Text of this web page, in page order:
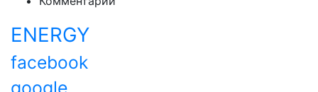
ENERGY
facebook
google